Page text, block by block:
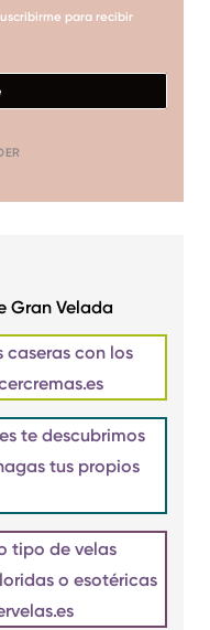
para recibir
Gran Velada